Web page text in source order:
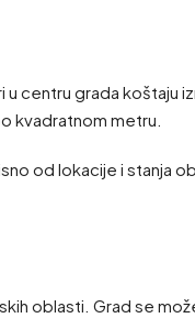
centru grada
kvadratnom metru.
od lokacije i stanja
oblasti. Grad se